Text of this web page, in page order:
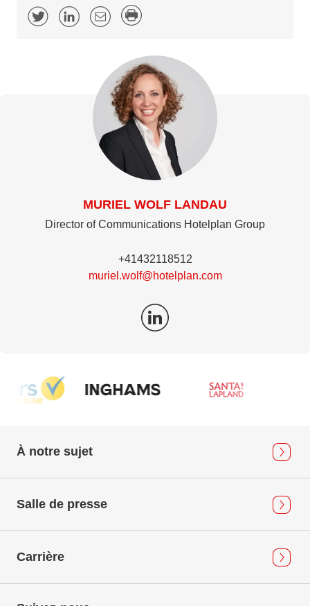
MURIEL WOLF LANDAU
Director of Communications Hotelplan Group
+41432118512
muriel.wolf@hotelplan.com
À notre sujet
Salle de presse
Carrière